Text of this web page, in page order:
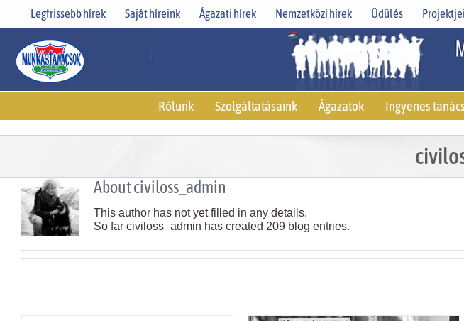
Legfrissebb hírek Saját híreink Ágazati hírek Nemzetközi hírek Üdülés
Rólunk Szolgáltatásaink Ágazatok Ingyenes
Aboutciviloss_admin
This author has not yet filled in any details.
So far civiloss_admin has created 209 blog entries.